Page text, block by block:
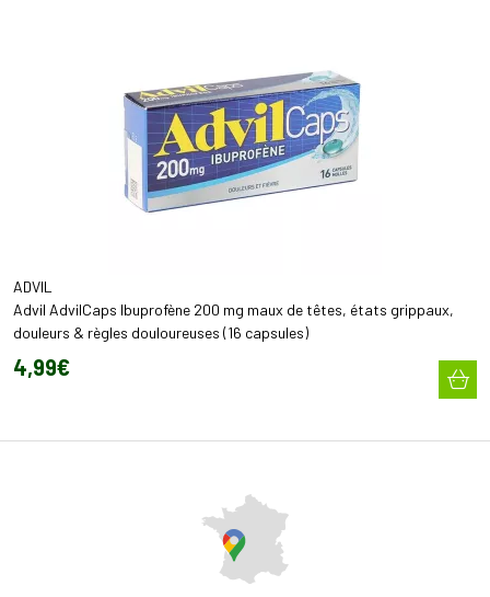
ADVIL
Advil AdvilCaps Ibuprofène 200 mg maux de têtes, états grippaux,
douleurs & règles douloureuses (16 capsules)
4,99€